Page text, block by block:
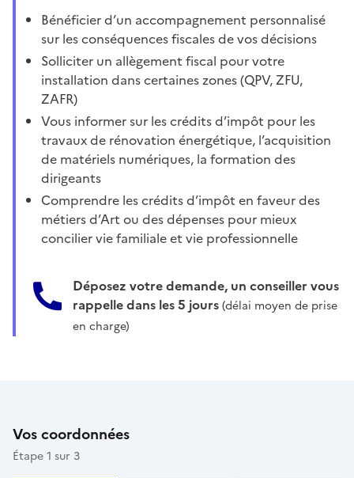
Bénéficier d’un accompagnement personnalisé
sur les conséquences fiscales de vos décisions
Solliciter un allègement fiscal pour votre
installation dans certaines zones (QPV, ZFU,
ZAFR)
Vous informer sur les crédits d’impôt pour les
travaux de rénovation énergétique, l’acquisition
de matériels numériques, la formation des
dirigeants
Comprendre les crédits d’impôt en faveur des
métiers d’Art ou des dépenses pour mieux
concilier vie familiale et vie professionnelle
Déposez votre demande, un conseiller vous
rappelle dans les 5 jours(délai moyen de prise
en charge)
Étape 1 sur 3
Vos coordonnées